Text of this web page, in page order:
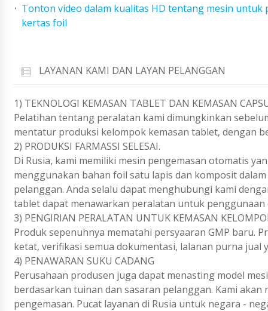
Tonton video dalam kualitas HD tentang mesin
kertas foil
LAYANAN KAMI DAN LAYAN PELANGGAN
1) TEKNOLOGI KEMASAN TABLET DAN KEMASAN
Pelatihan tentang peralatan kami dimungkinkan
mentatur produksi kelompok kemasan tablet, dengan
2) PRODUKSI FARMASSI SELESAI.
Di Rusia, kami memiliki mesin pengemasan otomatis
menggunakan bahan foil satu lapis dan komposit
pelanggan. Anda selalu dapat menghubungi kami
tablet dapat menawarkan peralatan untuk
3) PENGIRIAN PERALATAN UNTUK KEMASAN
Produk sepenuhnya mematahi persyaaran GMP baru.
ketat, verifikasi semua dokumentasi, lalanan purna jual
4) PENAWARAN SUKU CADANG
Perusahaan produsen juga dapat menasting model
berdasarkan tuinan dan sasaran pelanggan. Kami
pengemasan. Pucat layanan di Rusia untuk negara -